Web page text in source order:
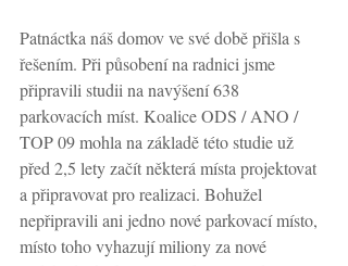
Patnáctka náš domov ve své době přišla s
řešením. Při působení na radnici jsme
připravili studii na navýšení 638
parkovacích míst. Koalice ODS / ANO /
TOP 09 mohla na základě této studie už
před 2,5 lety začít některá místa projektovat
a připravovat pro realizaci. Bohužel
nepřipravili ani jedno nové parkovací místo,
místo toho vyhazují miliony za nové